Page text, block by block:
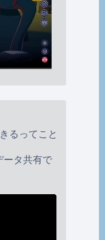
るってこと
ータ共有で